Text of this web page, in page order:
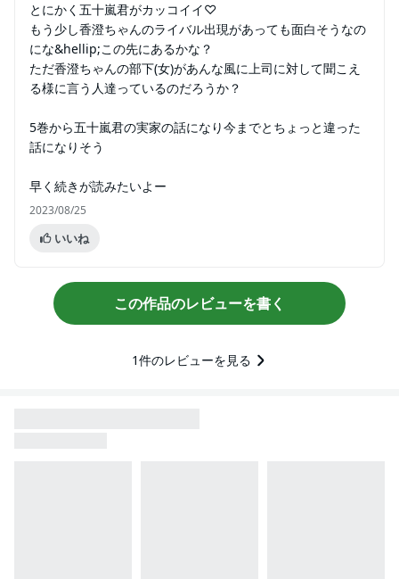
とにかく五十嵐君がカッコイイ♡
もう少し香澄ちゃんのライバル出現があっても面白そうなの
にな&hellip;この先にあるかな？
ただ香澄ちゃんの部下(女)があんな風に上司に対して聞こえ
る様に言う人達っているのだろうか？
5巻から五十嵐君の実家の話になり今までとちょっと違った
話になりそう
早く続きが読みたいよー
2023/08/25
いいね
この作品のレビューを書く
1件のレビューを見る